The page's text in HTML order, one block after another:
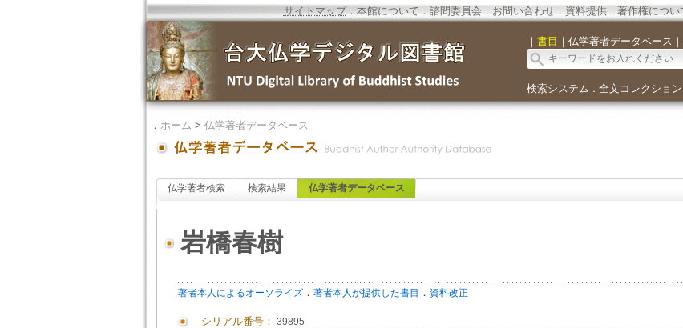
サイトマップ．本館について．諮問委員会． お問い合わせ． 資料提供．著作権につい
｜ 書目 ｜ 仏学著者データベース ｜
検索システム ． 全文コレクション
． ホーム > 仏学著者データベース
仏学著者検索 検索結果 仏学著者データベース
岩橋春樹
著者本人によるオーソライズ． 著者本人が提供した書目 ． 資料改正
シリアル番号： 39895